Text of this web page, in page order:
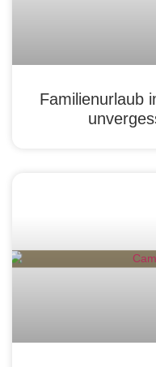
Familienurlaub